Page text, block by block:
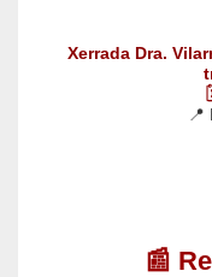
Xerrada Dra.
📍
📰